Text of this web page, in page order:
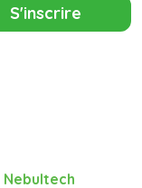
Nebultech